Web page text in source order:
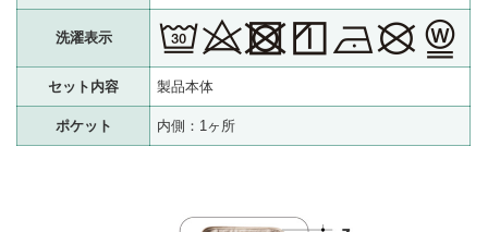
洗濯表示
セット内容 製品本体
ポケット 内側：1ヶ所